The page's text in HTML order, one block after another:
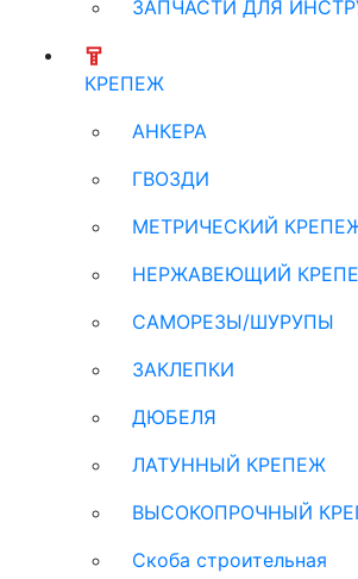
ЗАПЧАСТИ ДЛЯ
КРЕПЕЖ
АНКЕРА
ГВОЗДИ
МЕТРИЧЕСКИЙ
НЕРЖАВЕЮЩИЙ
САМОРЕЗЫ/ШУРУПЫ
ЗАКЛЕПКИ
ДЮБЕЛЯ
ЛАТУННЫЙ КРЕПЕЖ
ВЫСОКОПРОЧНЫЙ
Скоба строительная